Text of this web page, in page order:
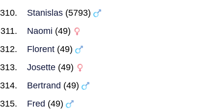
Stanislas (5793)
Naomi (49)
Florent (49)
Josette (49)
Bertrand (49)
Fred (49)